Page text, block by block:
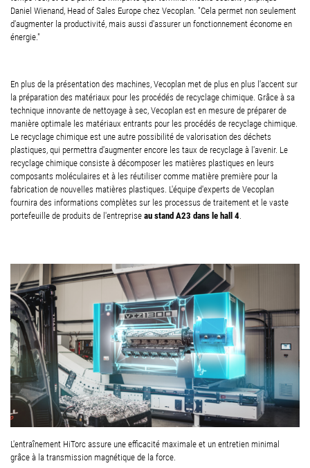
Daniel Wienand, Head of Sales Europe chez Vecoplan. "Cela permet non seulement
d'augmenter la productivité, mais aussi d'assurer un fonctionnement économe en
énergie."
En plus de la présentation des machines, Vecoplan met de plus en plus l'accent sur
la préparation des matériaux pour les procédés de recyclage chimique. Grâce à sa
technique innovante de nettoyage à sec, Vecoplan est en mesure de préparer de
manière optimale les matériaux entrants pour les procédés de recyclage chimique.
Le recyclage chimique est une autre possibilité de valorisation des déchets
plastiques, qui permettra d'augmenter encore les taux de recyclage à l'avenir. Le
recyclage chimique consiste à décomposer les matières plastiques en leurs
composants moléculaires et à les réutiliser comme matière première pour la
fabrication de nouvelles matières plastiques. L'équipe d'experts de Vecoplan
fournira des informations complètes sur les processus de traitement et le vaste
portefeuille de produits de l'entreprise au stand A23 dans le hall 4.
L'entraînement HiTorc assure une efficacité maximale et un entretien minimal
grâce à la transmission magnétique de la force.